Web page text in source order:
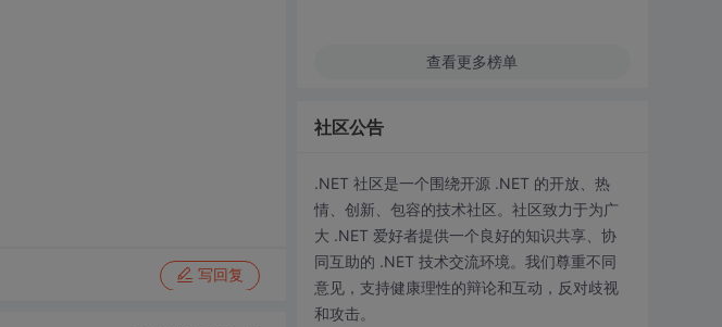
写回复
查看更多榜单
社区公告
.NET 社区是一个围绕开源 .NET 的开放、热
情、创新、包容的技术社区。社区致力于为广
大 .NET 爱好者提供一个良好的知识共享、协
同互助的 .NET 技术交流环境。我们尊重不同
意见，支持健康理性的辩论和互动，反对歧视
和攻击。